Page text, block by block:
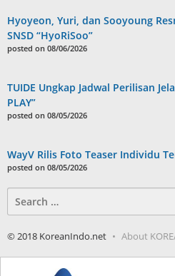
Hyoyeon, Yuri, dan Sooyoung
SNSD “HyoRiSoo”
posted on 08/06/2026
TUIDE Ungkap Jadwal Perilisan
PLAY”
posted on 08/05/2026
WayV Rilis Foto Teaser Individu
posted on 08/05/2026
for:
© 2018 KoreanIndo.net About